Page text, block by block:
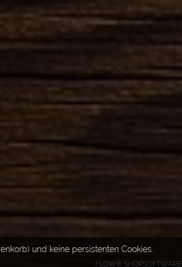
und keine persistenten Cookies.
FLOW® SHOPSOFTWARE